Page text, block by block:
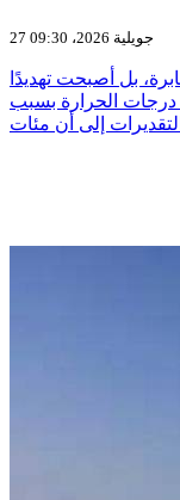
27 جويلية 2026، 09:30
بل أصبحت تهديدًا
درجات الحرارة بسبب